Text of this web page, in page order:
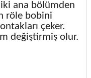
ana bölümden
röle bobini
çeker.
değiştirmiş olur.